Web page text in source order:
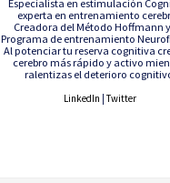
Especialista en estimulación
experta en entrenamiento
Creadora del Método Hoffmann
Programa de entrenamiento
Al potenciar tu reserva cognitiva
cerebro más rápido y activo
ralentizas el deterioro
LinkedIn Twitter